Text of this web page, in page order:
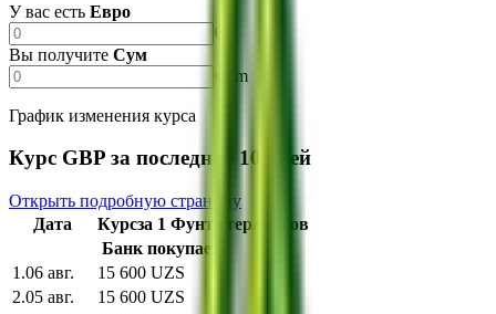
У вас есть Евро
€
Вы получите Сум
soʻm
График изменения курса
Курс GBP за последние 10 дней
Открыть подробную страницу
Дата
Курсза 1 Фунт стеpлингов
Банк покупает
1 .06 авг.
15 600 UZS
2.05 авг.
15 600 UZS